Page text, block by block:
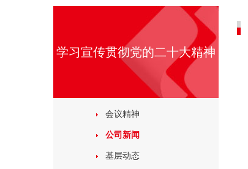
学习宣传贯彻党的二十大精神
会议精神
公司新闻
基层动态